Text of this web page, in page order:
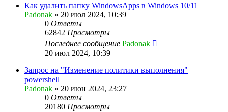
Как удалить папку WindowsApps в Windows 10/11
Padonak » 20 июл 2024, 10:39
0 Ответы
62842 Просмотры
Последнее сообщение Padonak
20 июл 2024, 10:39
Запрос на "Изменение политики выполнения"
powershell
Padonak » 20 июн 2024, 23:27
0 Ответы
20180 Просмотры